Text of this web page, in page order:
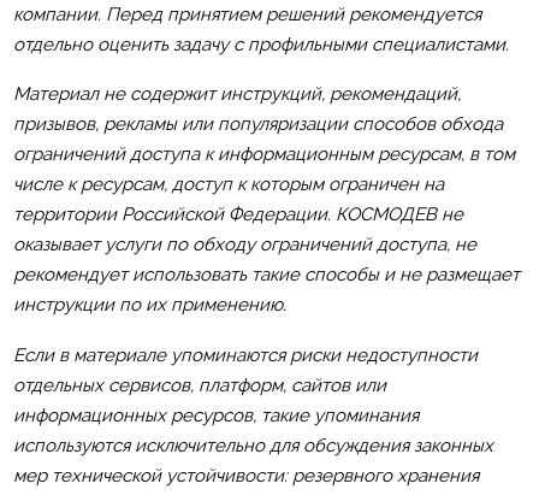
компании. Перед принятием решений рекомендуется
отдельно оценить задачу с профильными специалистами.
Материал не содержит инструкций, рекомендаций,
призывов, рекламы или популяризации способов обхода
ограничений доступа к информационным ресурсам, в том
числе к ресурсам, доступ к которым ограничен на
территории Российской Федерации. КОСМОДЕВ не
оказывает услуги по обходу ограничений доступа, не
рекомендует использовать такие способы и не размещает
инструкции по их применению.
Если в материале упоминаются риски недоступности
отдельных сервисов, платформ, сайтов или
информационных ресурсов, такие упоминания
используются исключительно для обсуждения законных
мер технической устойчивости: резервного хранения